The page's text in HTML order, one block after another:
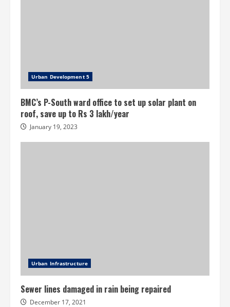
Urban Development 5
BMC’s P-South ward office to set up solar plant on
roof, save up to Rs 3 lakh/year
January 19, 2023
Urban Infrastructure
Sewer lines damaged in rain being repaired
December 17, 2021